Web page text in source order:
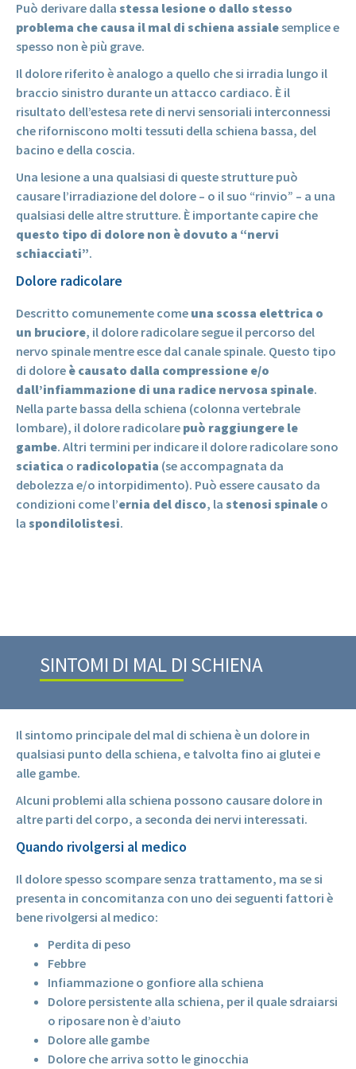
Può derivare dalla stessa lesione o dallo stesso
problema che causa il mal di schiena assialesemplice e
spesso non è più grave.
Il dolore riferito è analogo a quello che si irradia lungo il
braccio sinistro durante un attacco cardiaco. È il
risultato dell’estesa rete di nervi sensoriali interconnessi
che riforniscono molti tessuti della schiena bassa, del
bacino e della coscia.
Una lesione a una qualsiasi di queste strutture può
causare l’irradiazione del dolore – o il suo “rinvio” – a una
qualsiasi delle altre strutture. È importante capire che
questo tipo di dolore non è dovuto a “nervi
schiacciati”.
Dolore radicolare
Descritto comunemente come una scossa elettrica o
un bruciore, il dolore radicolare segue il percorso del
nervo spinale mentre esce dal canale spinale. Questo tipo
di dolore è causato dalla compressione e/o
dall’infiammazione di una radice nervosa spinale.
Nella parte bassa della schiena (colonna vertebrale
lombare), il dolore radicolare può raggiungere le
gambe. Altri termini per indicare il dolore radicolare sono
sciatica o radicolopatia (se accompagnata da
debolezza e/o intorpidimento). Può essere causato da
condizioni come l’ernia del disco, la stenosi spinale o
la spondilolistesi.
SINTOMI DI MAL DI SCHIENA
Il sintomo principale del mal di schiena è un dolore in
qualsiasi punto della schiena, e talvolta fino ai glutei e
alle gambe.
Alcuni problemi alla schiena possono causare dolore in
altre parti del corpo, a seconda dei nervi interessati.
Quando rivolgersi al medico
Il dolore spesso scompare senza trattamento, ma se si
presenta in concomitanza con uno dei seguenti fattori è
bene rivolgersi al medico:
Perdita di peso
Febbre
Infiammazione o gonfiore alla schiena
Dolore persistente alla schiena, per il quale sdraiarsi
o riposare non è d’aiuto
Dolore alle gambe
Dolore che arriva sotto le ginocchia